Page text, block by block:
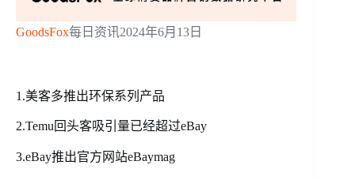
GoodsFox每日资讯2024年6月13日
1.美客多推出环保系列产品
2.Temu回头客吸引量已经超过eBay
3.eBay推出官方网站eBaymag